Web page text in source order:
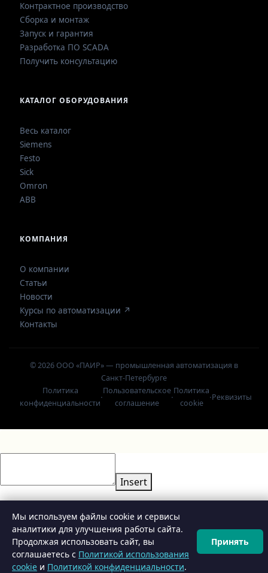
⚙️ Конфигуратор
Контрактное производство
Сборка и монтаж
Запуск и гарантия
Разработка ПО SCADA
Получить консультацию
КАТАЛОГ ОБОРУДОВАНИЯ
Весь каталог
Siemens
Festo
Sick
Omron
ABB
КОМПАНИЯ
О компании
Статьи
Новости
Курсы по автоматизации ↗
Контакты
© 2026 ООО «ПАИР» — промышленная автоматизация в
Санкт-Петербурге
Политика
конфиденциальности
·
Пользовательское
соглашение
·
Политика
cookie
·Реквизиты
Insert
Мы используем файлы cookie и сервисы
аналитики для улучшения работы сайта.
Продолжая использовать сайт, вы
соглашаетесь с Политикой использования
cookie и Политикой конфиденциальности.
Принять